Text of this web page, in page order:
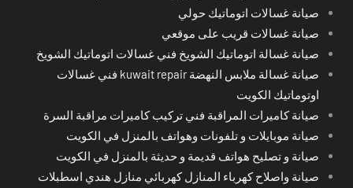
صيانة غسالات اتوماتيك حولي
صيانة غسالات قريب على موقعي
صيانة غسالة اتوماتيك الشويخ فني غسالات اتوماتيك الشويخ
صيانة غسالة ملابس النهضة kuwait repair فني غسالات
اوتوماتيك الكويت
صيانة كاميرات المراقبة فني تركيب كاميرات مراقبة السرة
صيانة موبايلات و تلفونات وهواتف بالمنزل في الكويت
صيانة و تصليح هواتف قديمة و حديثة بالمنزل في الكويت
صيانة واصلاح كهرباء المنازل كهربائي منازل هندي اسطبلات